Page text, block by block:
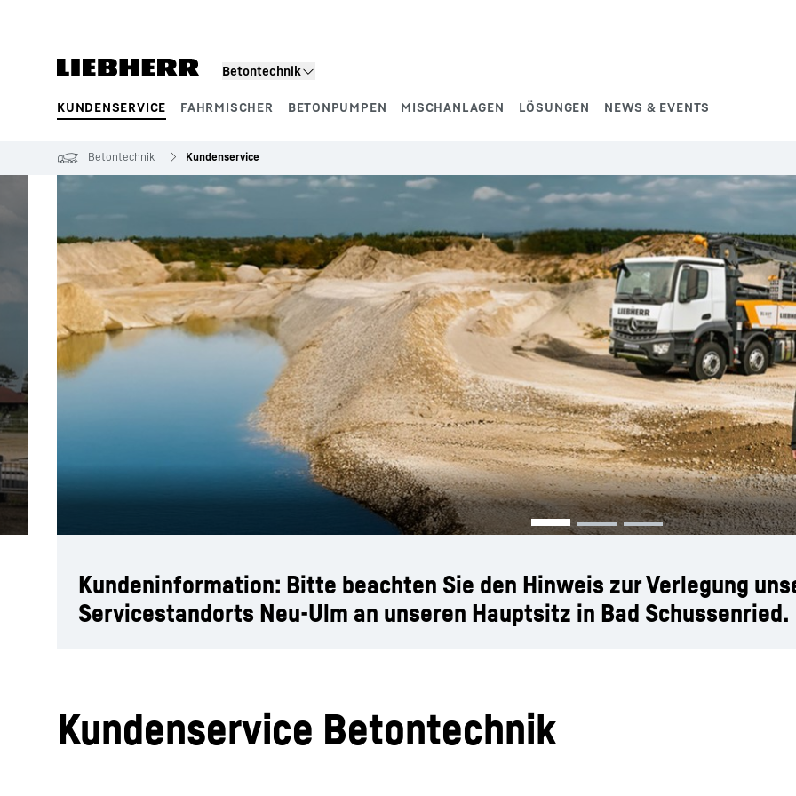
Betontechnik
KUNDENSERVICE FAHRMISCHER BETONPUMPEN MISCHANLAGEN LÖSUNGEN NEWS & EVENTS
Produktsegmente
Mehr über die Firmengruppe Karriere bei Liebherr
Betontechnik Kundenservice
Kundeninformation: Bitte beachten Sie den Hinweis zur Verlegung
Servicestandorts Neu-Ulm an unseren Hauptsitz in Bad Schussenried.
Kundenservice Betontechnik